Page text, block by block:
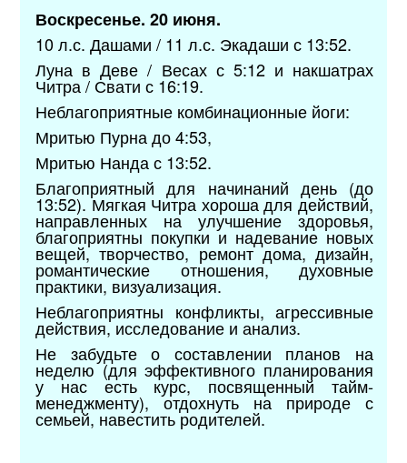
Воскресенье. 20 июня.
10 л.с. Дашами / 11 л.с. Экадаши с 13:52.
Луна в Деве / Весах с 5:12 и накшатрах
Читра / Свати с 16:19.
Неблагоприятные комбинационные йоги:
Мритью Пурна до 4:53,
Мритью Нанда с 13:52.
Благоприятный для начинаний день (до
13:52). Мягкая Читра хороша для действий,
направленных на улучшение здоровья,
благоприятны покупки и надевание новых
вещей, творчество, ремонт дома, дизайн,
романтические отношения, духовные
практики, визуализация.
Неблагоприятны конфликты, агрессивные
действия, исследование и анализ.
Не забудьте о составлении планов на
неделю (для эффективного планирования
у нас есть курс, посвященный тайм-
менеджменту), отдохнуть на природе с
семьей, навестить родителей.